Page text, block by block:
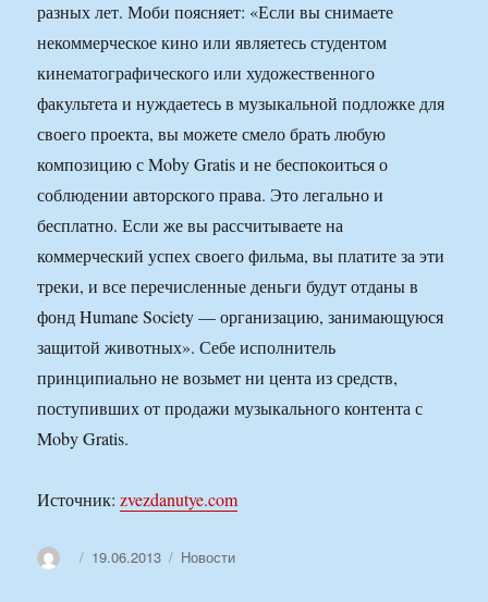
разных лет. Моби поясняет: «Если вы снимаете
некоммерческое кино или являетесь студентом
кинематографического или художественного
факультета и нуждаетесь в музыкальной подложке для
своего проекта, вы можете смело брать любую
композицию с Moby Gratis и не беспокоиться о
соблюдении авторского права. Это легально и
бесплатно. Если же вы рассчитываете на
коммерческий успех своего фильма, вы платите за эти
треки, и все перечисленные деньги будут отданы в
фонд Humane Society — организацию, занимающуюся
защитой животных». Себе исполнитель
принципиально не возьмет ни цента из средств,
поступивших от продажи музыкального контента с
Moby Gratis.
Источник:zvezdanutye.com
АвторОпубликовано
19.06.2013 Рубрики
Новости